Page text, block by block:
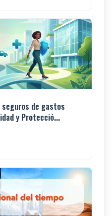
de gastos
y Protecció...